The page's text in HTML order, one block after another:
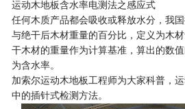
运动木地板含水率电测法之感应式
任何木质产品都会吸收或释放水分，我
与绝干后木材重量的百分比，定义为木
干木材的重量作为计算基准，算出的数
为含水率。
加索尔运动木地板工程师为大家科普，
中的插针式检测方法。